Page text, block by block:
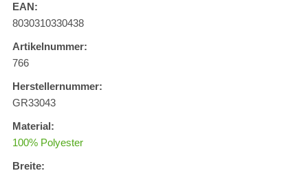
EAN:
8030310330438
Artikelnummer:
766
Herstellernummer:
GR33043
Material:
100% Polyester
Breite: